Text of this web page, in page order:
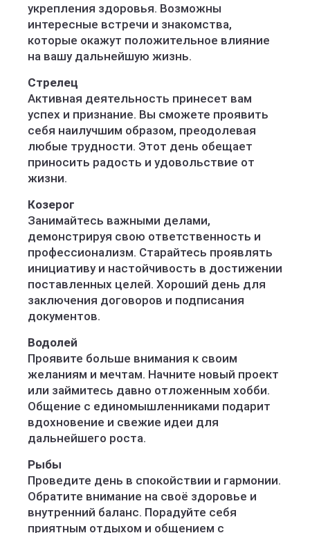
укрепления здоровья. Возможны
интересные встречи и знакомства,
которые окажут положительное влияние
на вашу дальнейшую жизнь.
Стрелец
Активная деятельность принесет вам
успех и признание. Вы сможете проявить
себя наилучшим образом, преодолевая
любые трудности. Этот день обещает
приносить радость и удовольствие от
жизни.
Козерог
Занимайтесь важными делами,
демонстрируя свою ответственность и
профессионализм. Старайтесь проявлять
инициативу и настойчивость в достижении
поставленных целей. Хороший день для
заключения договоров и подписания
документов.
Водолей
Проявите больше внимания к своим
желаниям и мечтам. Начните новый проект
или займитесь давно отложенным хобби.
Общение с единомышленниками подарит
вдохновение и свежие идеи для
дальнейшего роста.
Рыбы
Проведите день в спокойствии и гармонии.
Обратите внимание на своё здоровье и
внутренний баланс. Порадуйте себя
приятным отдыхом и общением с